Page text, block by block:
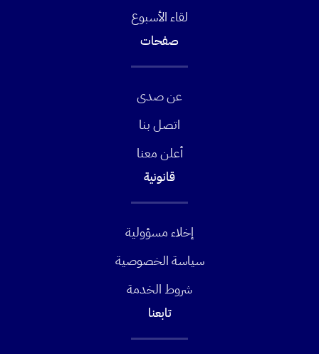
لقاء الأسبوع
صفحات
عن صدى
اتصل بنا
أعلن معنا
قانونية
إخلاء مسؤولية
سياسة الخصوصية
شروط الخدمة
تابعنا